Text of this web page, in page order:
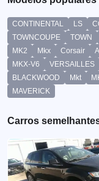
CONTINENTAL LS
TOWNCOUPE
TOWN
MK2
Mkx Corsair
MKX-V6
VERSAILLES
BLACKWOOD
Mkt
MAVERICK
Carros